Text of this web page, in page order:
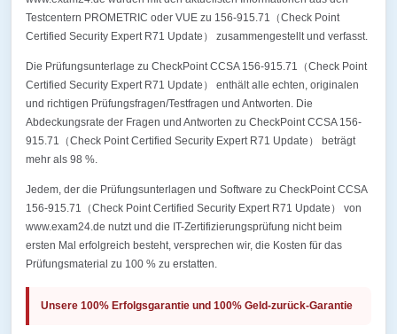
Testcentern PROMETRIC oder VUE zu 156-915.71（Check Point
Certified Security Expert R71 Update） zusammengestellt und verfasst.
Die Prüfungsunterlage zu CheckPoint CCSA 156-915.71（Check Point
Certified Security Expert R71 Update） enthält alle echten, originalen
und richtigen Prüfungsfragen/Testfragen und Antworten. Die
Abdeckungsrate der Fragen und Antworten zu CheckPoint CCSA 156-
915.71（Check Point Certified Security Expert R71 Update） beträgt
mehr als 98 %.
Jedem, der die Prüfungsunterlagen und Software zu CheckPoint CCSA
156-915.71（Check Point Certified Security Expert R71 Update） von
www.exam24.de nutzt und die IT-Zertifizierungsprüfung nicht beim
ersten Mal erfolgreich besteht, versprechen wir, die Kosten für das
Prüfungsmaterial zu 100 % zu erstatten.
Unsere 100% Erfolgsgarantie und 100% Geld-zurück-Garantie